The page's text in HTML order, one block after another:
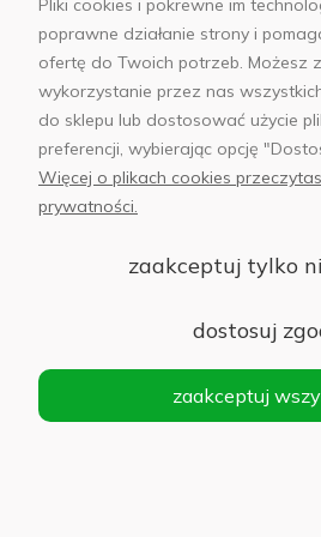
Lampy pierścieniowe i
Lampa pierścieniowa
uchwytem na telefon i
(12 cali)
157,00 zł Do
Selfie stick/statyw Puluz z
Pliki cookies i pokrewne im
poprawne działanie strony i
ofertę do Twoich potrzeb. Możesz
wykorzystanie przez nas
do sklepu lub dostosować użycie
preferencji, wybierając opcję
Więcej o plikach cookies
prywatności.
zaakceptuj tylko
dostosuj
zaakceptuj